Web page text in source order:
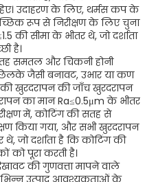
उदाहरण के लिए, थर्मस कप के
रूप से निरीक्षण के लिए चुना
की सीमा के भीतर थे, जो दर्शाता
है।
समतल और चिकनी होनी
जैसी बनावट, उभार या कण
खुरदरापन की जाँच खुरदरापन
का मान Ra≤0.5μm के भीतर
में, कोटिंग की सतह से
किया गया, और सभी खुरदरापन
जो दर्शाता है कि कोटिंग की
को पूरा करती है।
की गुणवत्ता मापने वाले